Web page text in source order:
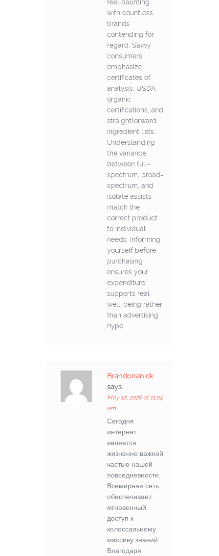
feel daunting
with countless
brands
contending for
regard. Savvy
consumers
emphasize
certificates of
analysis, USDA
organic
certifications, and
straightforward
ingredient lists.
Understanding
the variance
between full-
spectrum, broad-
spectrum, and
isolate assists
match the
correct product
to individual
needs. Informing
yourself before
purchasing
ensures your
expenditure
supports real
well-being rather
than advertising
hype.
Brandonanick
says:
May 17, 2026 at 11:04
am
Сегодня
интернет
является
жизненно важной
частью нашей
повседневности.
Всемирная сеть
обеспечивает
мгновенный
доступ к
колоссальному
массиву знаний.
Благодаря